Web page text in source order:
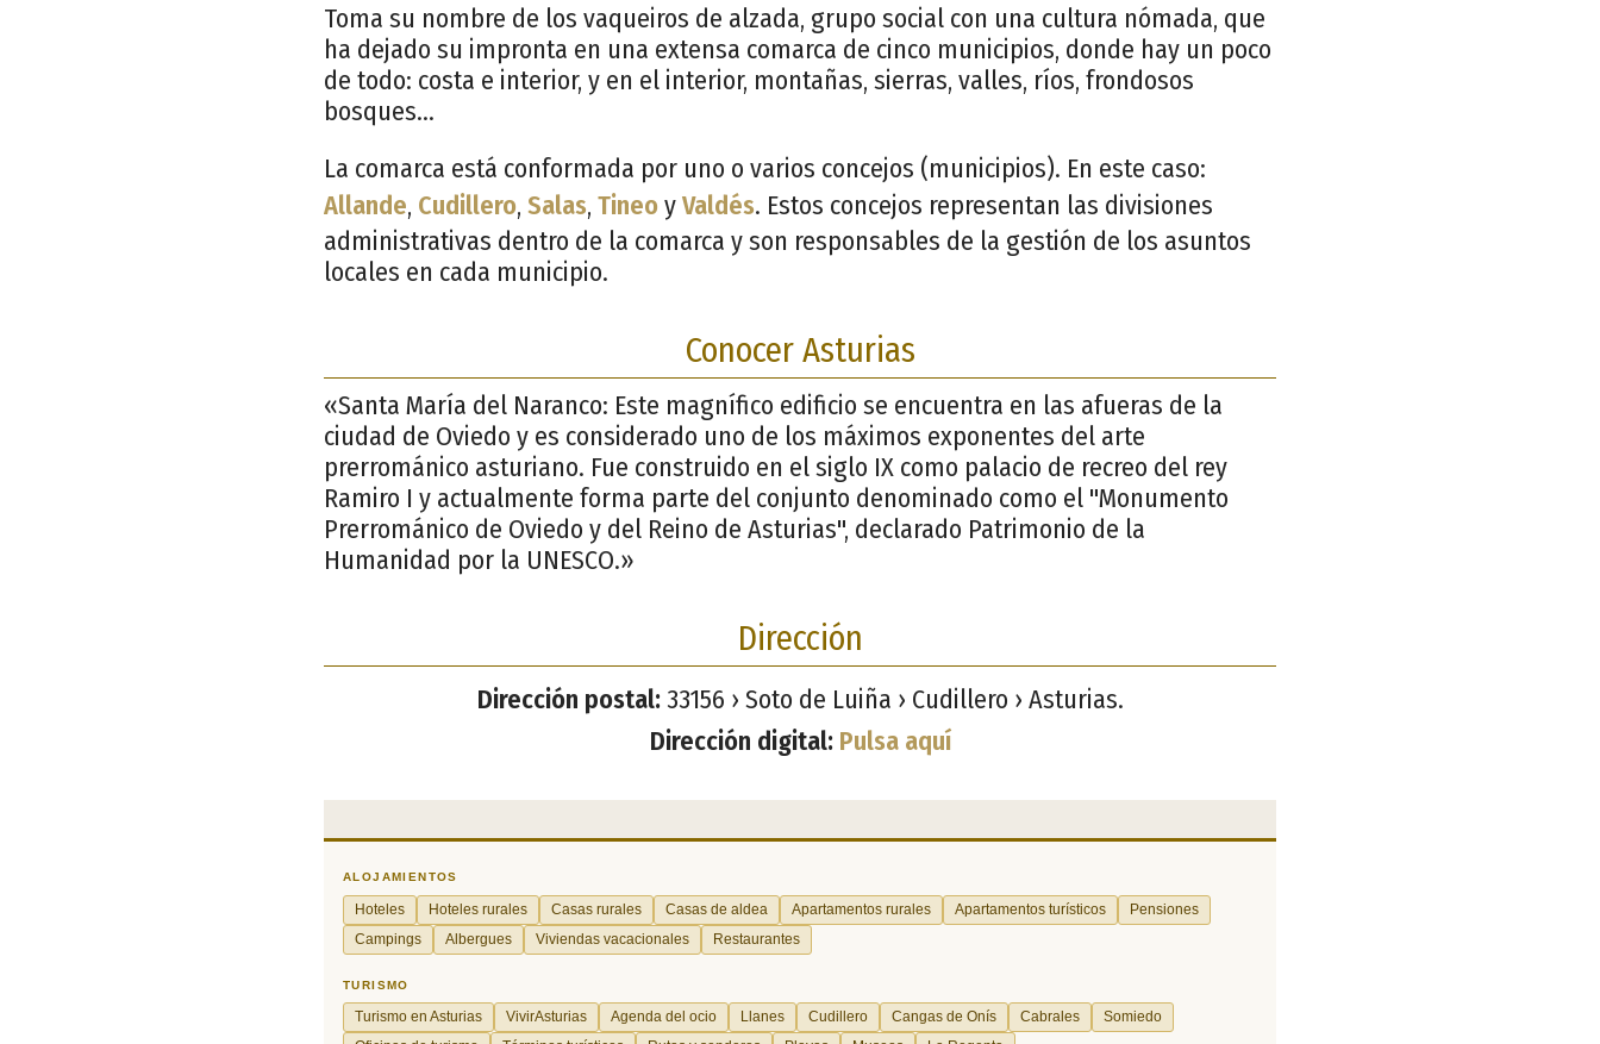
Toma su nombre de los vaqueiros de alzada, grupo social con una cultura nómada, que
ha dejado su impronta en una extensa comarca de cinco municipios, donde hay un poco
de todo: costa e interior, y en el interior, montañas, sierras, valles, ríos, frondosos
bosques…
La comarca está conformada por uno o varios concejos (municipios). En este caso:
Allande, Cudillero, Salas, Tineo yValdés. Estos concejos representan las divisiones
administrativas dentro de la comarca y son responsables de la gestión de los asuntos
locales en cada municipio.
Conocer Asturias
«Santa María del Naranco: Este magnífico edificio se encuentra en las afueras de la
ciudad de Oviedo y es considerado uno de los máximos exponentes del arte
prerrománico asturiano. Fue construido en el siglo IX como palacio de recreo del rey
Ramiro I y actualmente forma parte del conjunto denominado como el "Monumento
Prerrománico de Oviedo y del Reino de Asturias", declarado Patrimonio de la
Humanidad por la UNESCO.»
Dirección
Dirección postal: 33156 › Soto de Luiña › Cudillero › Asturias.
Dirección digital: Pulsa aquí